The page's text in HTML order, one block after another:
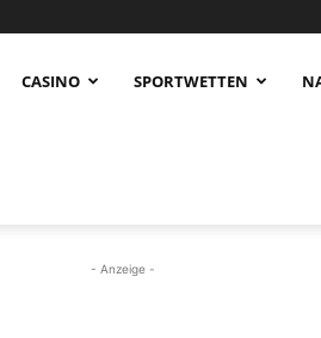
CASINO SPORTWETTEN
- Anzeige -